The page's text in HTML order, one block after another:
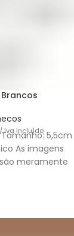
Iva incluído 5,5cm
As imagens
meramente